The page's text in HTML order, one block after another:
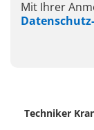
Mit Ihrer
Techniker